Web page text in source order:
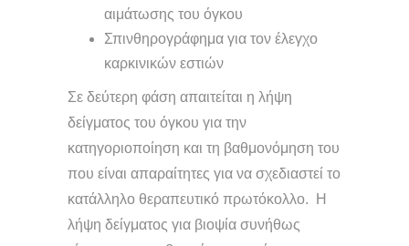
αιμάτωσης του όγκου
Σπινθηρογράφημα για τον έλεγχο
καρκινικών εστιών
Σε δεύτερη φάση απαιτείται η λήψη
δείγματος του όγκου για την
κατηγοριοποίηση και τη βαθμονόμηση του
που είναι απαραίτητες για να σχεδιαστεί το
κατάλληλο θεραπευτικό πρωτόκολλο. Η
λήψη δείγματος για βιοψία συνήθως